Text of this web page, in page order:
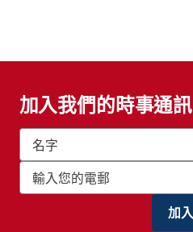
加入我們的時事通訊